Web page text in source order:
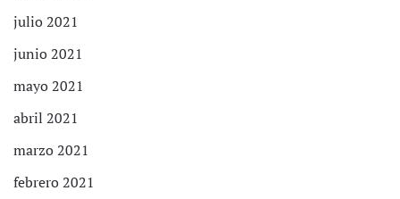
julio 2021
junio 2021
mayo 2021
abril 2021
marzo 2021
febrero 2021